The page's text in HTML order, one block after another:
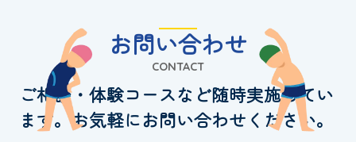
お問い合わせ
CONTACT
ご相談・体験コースなど随時実施してい
ます。お気軽にお問い合わせください。